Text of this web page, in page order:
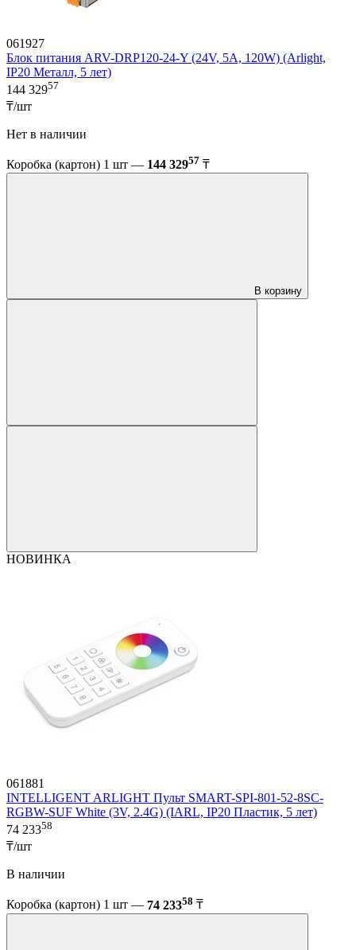
061927
Блок питания ARV-DRP120-24-Y (24V, 5A, 120W) (Arlight,
IP20 Металл, 5 лет)
144 32957
₸/шт
Нет в наличии
Коробка (картон) 1 шт — 144 32957 ₸
В корзину
НОВИНКА
061881
INTELLIGENT ARLIGHT Пульт SMART-SPI-801-52-8SC-
RGBW-SUF White (3V, 2.4G) (IARL, IP20 Пластик, 5 лет)
74 23358
₸/шт
В наличии
Коробка (картон) 1 шт — 74 23358 ₸